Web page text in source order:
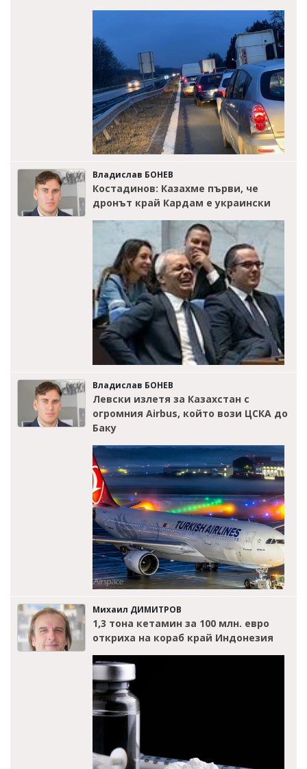
Владислав БОНЕВ
Костадинов: Казахме първи, че
дронът край Кардам е украински
Владислав БОНЕВ
Левски излетя за Казахстан с
огромния Airbus, който вози ЦСКА до
Баку
Михаил ДИМИТРОВ
1,3 тона кетамин за 100 млн. евро
откриха на кораб край Индонезия